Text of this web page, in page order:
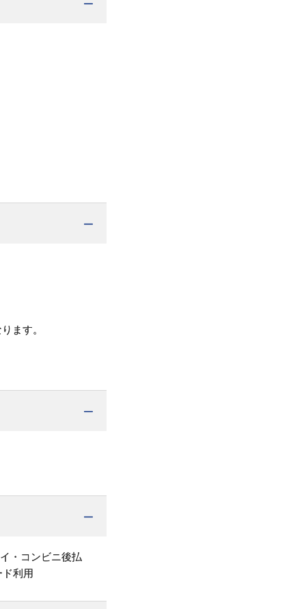
ます。
・コンビニ後払
利用